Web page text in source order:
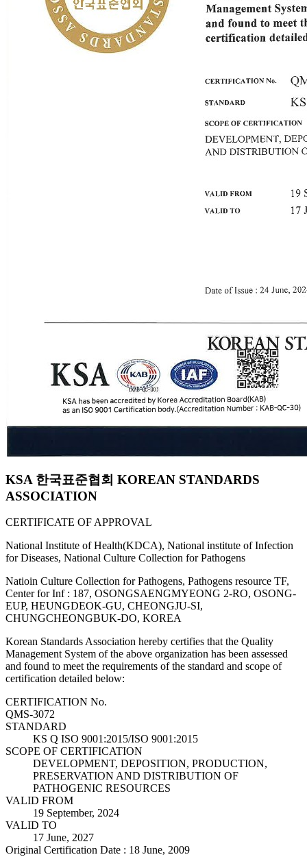
KSA 한국표준협회 KOREAN STANDARDS
ASSOCIATION
CERTIFICATE OF APPROVAL
National Institute of Health(KDCA), National institute of Infection
for Diseases, National Culture Collection for Pathogens
Natioin Culture Collection for Pathogens, Pathogens resource TF,
Center for Inf : 187, OSONGSAENGMYEONG 2-RO, OSONG-
EUP, HEUNGDEOK-GU, CHEONGJU-SI,
CHUNGCHEONGBUK-DO, KOREA
Korean Standards Association hereby certifies that the Quality
Management System of the above organization has been assessed
and found to meet the requirements of the standard and scope of
certification detailed below:
CERTIFICATION No.
QMS-3072
STANDARD
KS Q ISO 9001:2015/ISO 9001:2015
SCOPE OF CERTIFICATION
DEVELOPMENT, DEPOSITION, PRODUCTION,
PRESERVATION AND DISTRIBUTION OF
PATHOGENIC RESOURCES
VALID FROM
19 September, 2024
VALID TO
17 June, 2027
Original Certification Date : 18 June, 2009